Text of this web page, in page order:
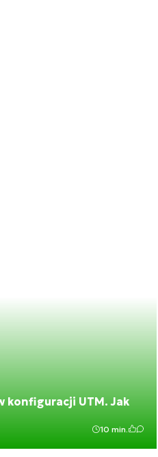
konfiguracji UTM. Jak
10 min.